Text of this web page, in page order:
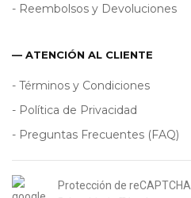
- Reembolsos y Devoluciones
— ATENCIÓN AL CLIENTE
- Términos y Condiciones
- Política de Privacidad
- Preguntas Frecuentes (FAQ)
Protección de reCAPTCHA